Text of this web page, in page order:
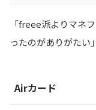
「freee派よりマネ
ったのがありがたい」
Airカード